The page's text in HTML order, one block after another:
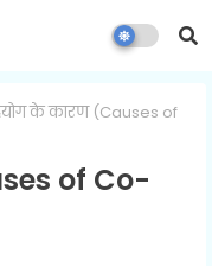
के कारण (Causes of
of Co-